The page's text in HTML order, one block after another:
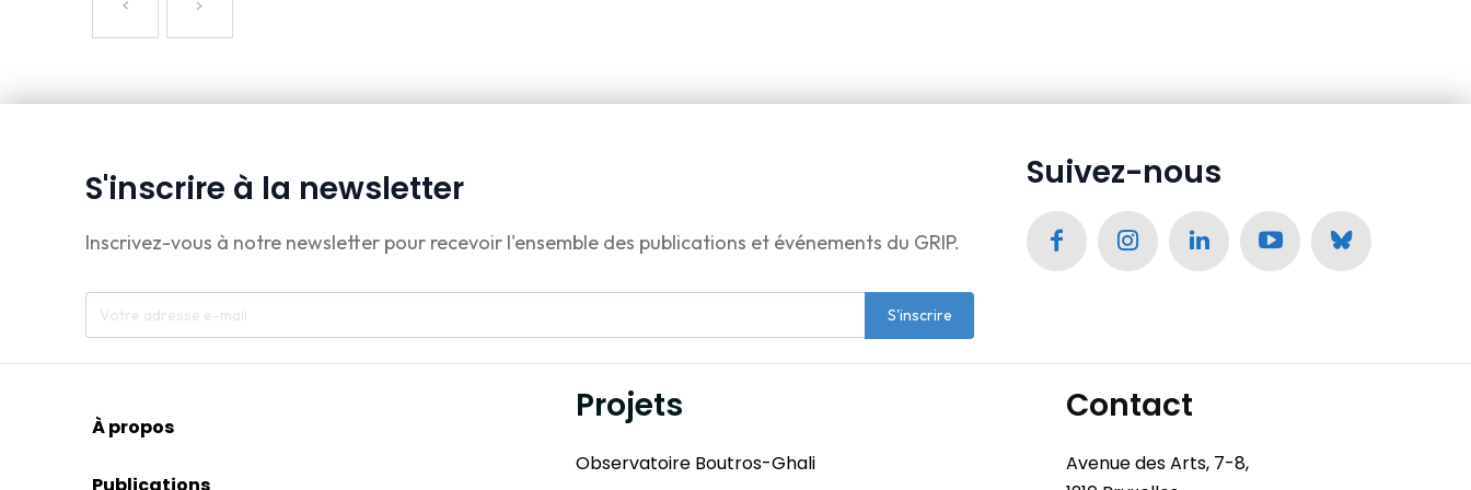
S'inscrire à la newsletter
Inscrivez-vous à notre newsletter pour recevoir l'ensemble des publications et événements du GRIP.
S'inscrire
Suivez-nous
À propos
Projets
Observatoire Boutros-Ghali
Contact
Avenue des Arts, 7-8,